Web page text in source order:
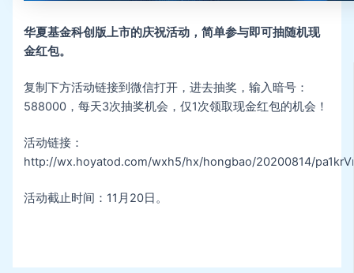
华夏基金科创版上市的庆祝活动，简单参与即可抽随机现
金红包。
复制下方活动链接到微信打开，进去抽奖，输入暗号：
588000，每天3次抽奖机会，仅1次领取现金红包的机会！
活动链接：
http://wx.hoyatod.com/wxh5/hx/hongbao/20200814/
活动截止时间：11月20日。